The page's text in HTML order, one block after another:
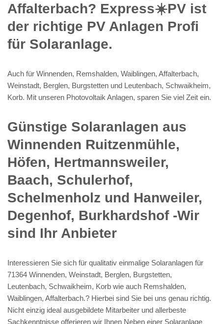
Affalterbach? Express☀️PV️ ist
der richtige PV Anlagen Profi
für Solaranlage.
Auch für Winnenden, Remshalden, Waiblingen, Affalterbach,
Weinstadt, Berglen, Burgstetten und Leutenbach, Schwaikheim,
Korb. Mit unseren Photovoltaik Anlagen, sparen Sie viel Zeit ein.
Günstige Solaranlagen aus
Winnenden Ruitzenmühle,
Höfen, Hertmannsweiler,
Baach, Schulerhof,
Schelmenholz und Hanweiler,
Degenhof, Burkhardshof -Wir
sind Ihr Anbieter
Interessieren Sie sich für qualitativ einmalige Solaranlagen für
71364 Winnenden, Weinstadt, Berglen, Burgstetten,
Leutenbach, Schwaikheim, Korb wie auch Remshalden,
Waiblingen, Affalterbach.? Hierbei sind Sie bei uns genau richtig.
Nicht einzig ideal ausgebildete Mitarbeiter und allerbeste
Sachkenntnisse offerieren wir Ihnen Neben einer Solaranlage